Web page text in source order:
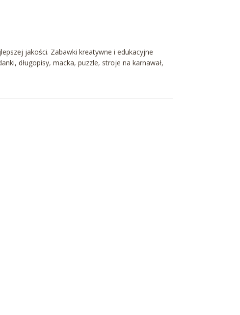
jakości. Zabawki kreatywne i edukacyjne
długopisy, macka, puzzle, stroje na karnawał,